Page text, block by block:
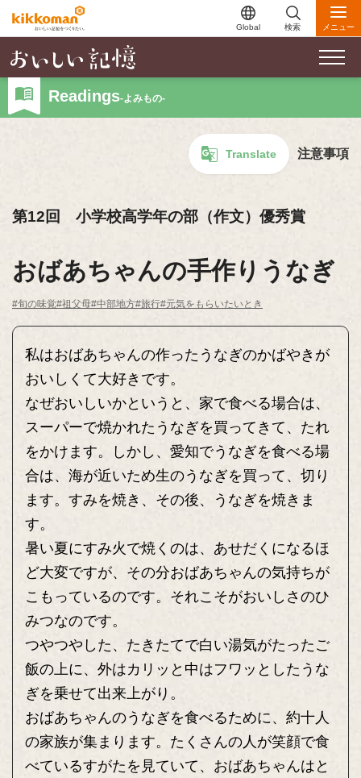
Global 検索 メニュー
Readings-よみもの-
Translate 注意事項
第12回 小学校高学年の部（作文）優秀賞
おばあちゃんの手作りうなぎ
#旬の味覚#祖父母#中部地方#旅行#元気をもらいたいとき
私はおばあちゃんの作ったうなぎのかばやきが
おいしくて大好きです。
なぜおいしいかというと、家で食べる場合は、
スーパーで焼かれたうなぎを買ってきて、たれ
をかけます。しかし、愛知でうなぎを食べる場
合は、海が近いため生のうなぎを買って、切り
ます。すみを焼き、その後、うなぎを焼きま
す。
暑い夏にすみ火で焼くのは、あせだくになるほ
ど大変ですが、その分おばあちゃんの気持ちが
こもっているのです。それこそがおいしさのひ
みつなのです。
つやつやした、たきたてで白い湯気がたったご
飯の上に、外はカリッと中はフワッとしたうな
ぎを乗せて出来上がり。
おばあちゃんのうなぎを食べるために、約十人
の家族が集まります。たくさんの人が笑顔で食
べているすがたを見ていて、おばあちゃんはと